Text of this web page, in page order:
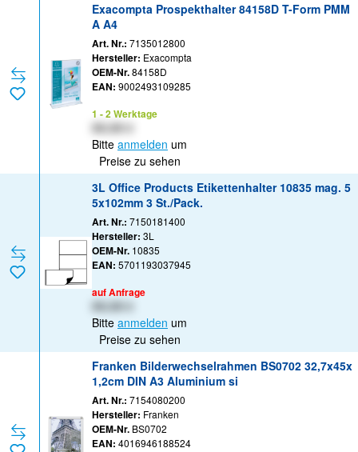
Exacompta Prospekthalter 84158D T-Form PMM
A A4
Art. Nr.: 7135012800
Hersteller: Exacompta
OEM-Nr.84158D
EAN: 9002493109285
1 - 2 Werktage
Bitte anmelden um
Preise zu sehen
3L Office Products Etikettenhalter 10835 mag. 5
5x102mm 3 St./Pack.
Art. Nr.: 7150181400
Hersteller: 3L
OEM-Nr. 10835
EAN: 5701193037945
auf Anfrage
Bitte anmelden um
Preise zu sehen
Franken Bilderwechselrahmen BS0702 32,7x45x
1,2cm DIN A3 Aluminium si
Art. Nr.: 7154080200
Hersteller: Franken
OEM-Nr. BS0702
EAN: 4016946188524